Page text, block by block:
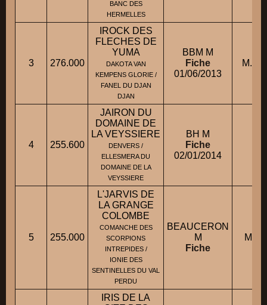
BANC DES
HERMELLES
3 276.000
IROCK DES
FLECHES DE
YUMA
DAKOTA VAN
KEMPENS GLORIE /
FANEL DU DJAN
DJAN
BBM M
Fiche
01/06/2013
M.
4 255.600
JAIRON DU
DOMAINE DE
LA VEYSSIERE
DENVERS /
ELLESMERA DU
DOMAINE DE LA
VEYSSIERE
BH M
Fiche
02/01/2014
5 255.000
L'JARVIS DE
LA GRANGE
COLOMBE
COMANCHE DES
SCORPIONS
INTREPIDES /
IONIE DES
SENTINELLES DU VAL
PERDU
BEAUCERON
M
Fiche
M.
IRIS DE LA